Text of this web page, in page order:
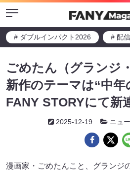
Menu
# ダブルインパクト2026 # 配
ごめたん（グランジ
新作のテーマは“中年
FANY STORYにて新
2025-12-19 ニュ
漫画家・ごめたんこと、グランジ